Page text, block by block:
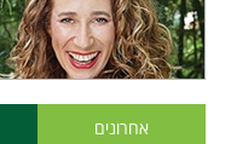
אחרונים